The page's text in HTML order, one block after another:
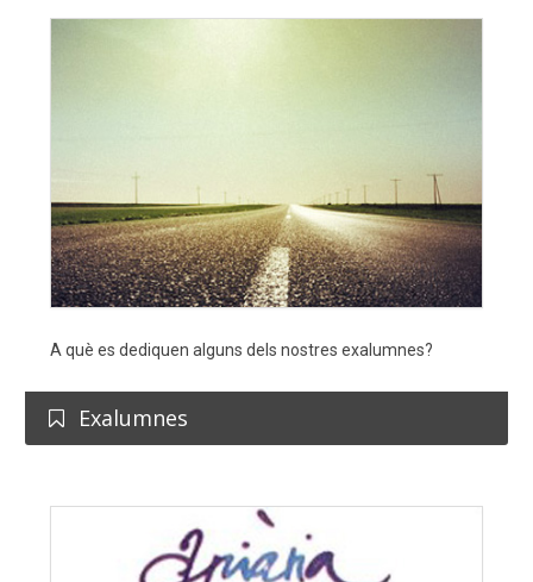
A què es dediquen alguns dels nostres exalumnes?
Exalumnes